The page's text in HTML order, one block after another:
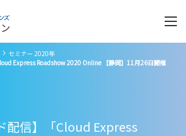
く
セミナー 2020年
Express Roadshow 2020 Online 【静岡】11月26日開催
配信】「Cloud Express